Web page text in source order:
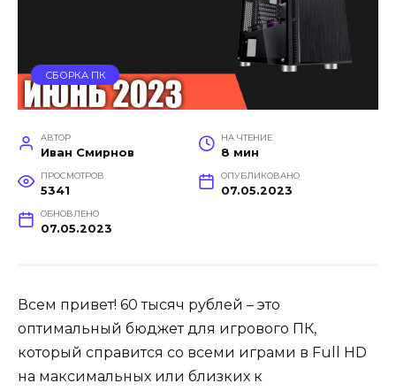
СБОРКА ПК
АВТОР
Иван Смирнов
НА ЧТЕНИЕ
8 мин
ПРОСМОТРОВ
5341
ОПУБЛИКОВАНО
07.05.2023
ОБНОВЛЕНО
07.05.2023
Всем привет! 60 тысяч рублей – это
оптимальный бюджет для игрового ПК,
который справится со всеми играми в Full HD
на максимальных или близких к